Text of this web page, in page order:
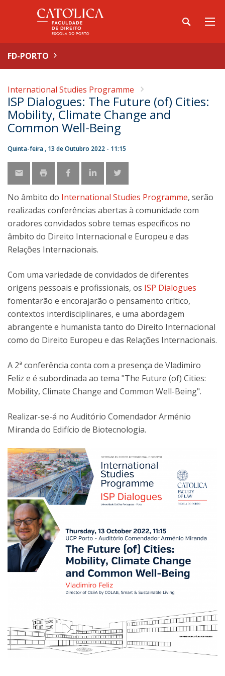
FD-PORTO
International Studies Programme
ISP Dialogues: The Future (of) Cities:
Mobility, Climate Change and
Common Well-Being
Quinta-feira , 13 de Outubro 2022 - 11:15
No âmbito do International Studies Programme, serão
realizadas conferências abertas à comunidade com
oradores convidados sobre temas específicos no
âmbito do Direito Internacional e Europeu e das
Relações Internacionais.
Com uma variedade de convidados de diferentes
origens pessoais e profissionais, os ISP Dialogues
fomentarão e encorajarão o pensamento crítico,
contextos interdisciplinares, e uma abordagem
abrangente e humanista tanto do Direito Internacional
como do Direito Europeu e das Relações Internacionais.
A 2ª conferência conta com a presença de Vladimiro
Feliz e é subordinada ao tema "The Future (of) Cities:
Mobility, Climate Change and Common Well-Being".
Realizar-se-á no Auditório Comendador Arménio
Miranda do Edifício de Biotecnologia.